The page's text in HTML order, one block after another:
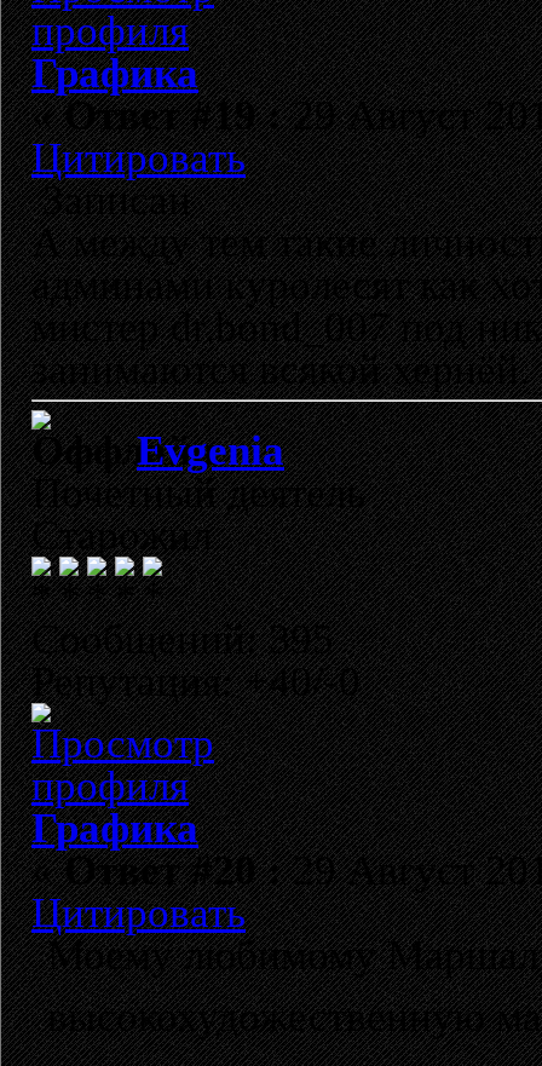
Графика
«Ответ #19 :29 Август
Цитировать
Записан
А между тем такие
админами куролесят как
мистер dr.bond_007 под
занимаются всякой
Evgenia
Почетный деятель
Старожил
Сообщений: 395
Репутация: +40/-0
Графика
«Ответ #20 :29 Август
Цитировать
Моему любимому
высокохудожественную